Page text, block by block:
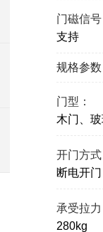
门磁信
支持
规格参数
门型：
木门、
开门方
断电开门
承受拉
280kg